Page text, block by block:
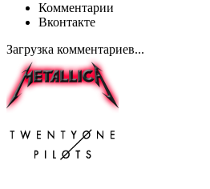
Комментарии
Вконтакте
Загрузка комментариев...